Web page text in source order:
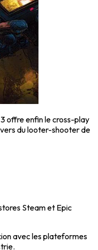
offre enfin le cross-play
du looter-shooter de
Steam et Epic
avec les plateformes